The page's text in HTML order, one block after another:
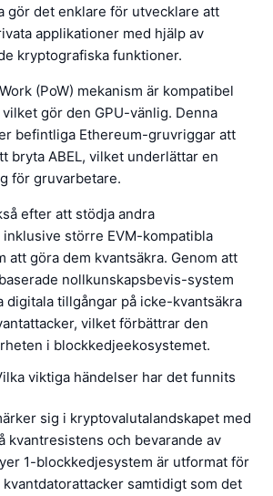
gör det enklare för utvecklare att
applikationer med hjälp av
kryptografiska funktioner.
(PoW) mekanism är kompatibel
vilket gör den GPU-vänlig. Denna
befintliga Ethereum-gruvriggar att
bryta ABEL, vilket underlättar en
för gruvarbetare.
efter att stödja andra
större EVM-kompatibla
att göra dem kvantsäkra. Genom att
nollkunskapsbevis-system
digitala tillgångar på icke-kvantsäkra
vilket förbättrar den
i blockkedjeekosystemet.
viktiga händelser har det funnits
sig i kryptovalutalandskapet med
kvantresistens och bevarande av
1-blockkedjesystem är utformat för
samtidigt som det